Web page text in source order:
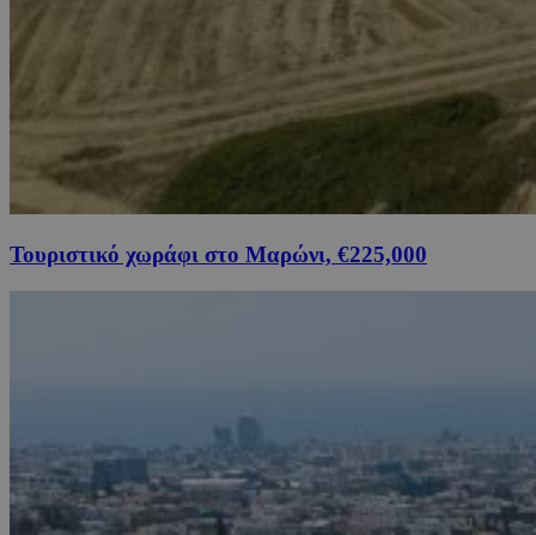
Τουριστικό χωράφι στο Μαρώνι, €225,000